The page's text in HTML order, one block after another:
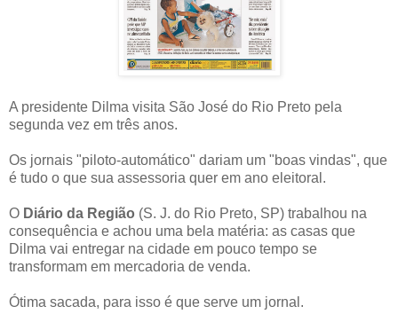
A presidente Dilma visita São José do Rio Preto pela
segunda vez em três anos.
Os jornais "piloto-automático" dariam um "boas vindas", que
é tudo o que sua assessoria quer em ano eleitoral.
O Diário da Região (S. J. do Rio Preto, SP) trabalhou na
consequência e achou uma bela matéria: as casas que
Dilma vai entregar na cidade em pouco tempo se
transformam em mercadoria de venda.
Ótima sacada, para isso é que serve um jornal.